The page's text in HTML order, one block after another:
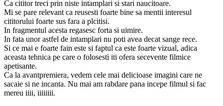
Ca cititor treci prin niste intamplari si stari naucitoare.
Mi se pare relevant ca reusesti foarte bine sa mentii interesul
cititorului foarte sus fara a plcitisi.
In fragmentul acesta regasesc forta si uimire.
In fata unor astfel de intamplari nu poti avea decat sange rece.
Si ce mai e foarte fain este si faptul ca este foarte vizual, adica
aceasta tehnica pe care o folosesti iti ofera secevente filmice
apetisante.
Ca la avantpremiera, vedem cele mai delicioase imagini care ne
sacaie si ne incanta. Nu mai am rabdare pana incepe filmul si fac
mereu iiii, iiiiiiii.